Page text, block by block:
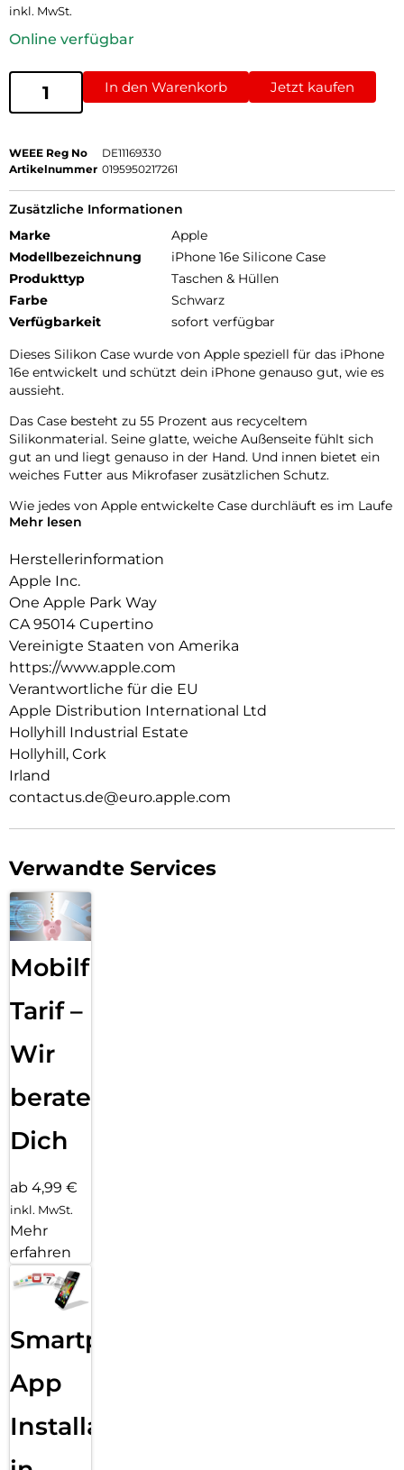
inkl. MwSt.
Online verfügbar
In den Warenkorb Jetzt kaufen
WEEE Reg No
DE11169330
Artikelnummer 0195950217261
Zusätzliche Informationen
Marke
Apple
Modellbezeichnung
iPhone 16e Silicone Case
Produkttyp
Taschen & Hüllen
Farbe
Schwarz
Verfügbarkeit
sofort verfügbar
Dieses Silikon Case wurde von Apple speziell für das iPhone
16e entwickelt und schützt dein iPhone genauso gut, wie es
aussieht.
Das Case besteht zu 55 Prozent aus recyceltem
Silikonmaterial. Seine glatte, weiche Außenseite fühlt sich
gut an und liegt genauso in der Hand. Und innen bietet ein
weiches Futter aus Mikrofaser zusätzlichen Schutz.
Wie jedes von Apple entwickelte Case durchläuft es im Laufe
des Design und Fertigungsprozesses Tausende von
sondern ist auch dafür gemacht, dein iPhone vor Kratzern
und bei Stürzen zu schützen.
Mehr lesen
Herstellerinformation
Apple Inc.
One Apple Park Way
CA 95014 Cupertino
Vereinigte Staaten von Amerika
https://www.apple.com
Verantwortliche für die EU
Apple Distribution International Ltd
Hollyhill Industrial Estate
Hollyhill, Cork
Irland
contactus.de@euro.apple.com
Verwandte Services
Mobilfunk
Tarif –
Wir
beraten
Dich
ab 4,99 €
inkl. MwSt.
Mehr
erfahren
Smartphone
App
Installation